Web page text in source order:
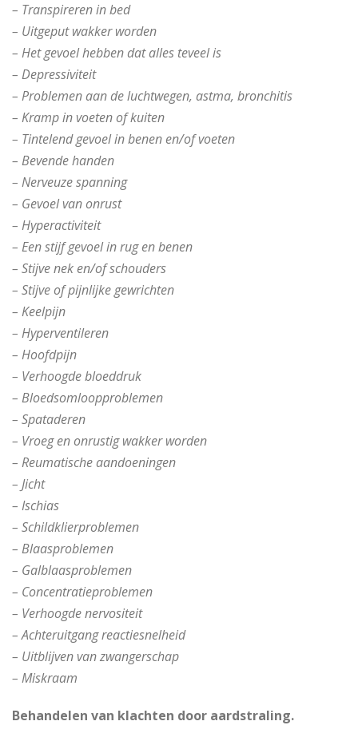
– Transpireren in bed
– Uitgeput wakker worden
– Het gevoel hebben dat alles teveel is
– Depressiviteit
– Problemen aan de luchtwegen, astma, bronchitis
– Kramp in voeten of kuiten
– Tintelend gevoel in benen en/of voeten
– Bevende handen
– Nerveuze spanning
– Gevoel van onrust
– Hyperactiviteit
– Een stijf gevoel in rug en benen
– Stijve nek en/of schouders
– Stijve of pijnlijke gewrichten
– Keelpijn
– Hyperventileren
– Hoofdpijn
– Verhoogde bloeddruk
– Bloedsomloopproblemen
– Spataderen
– Vroeg en onrustig wakker worden
– Reumatische aandoeningen
– Jicht
– Ischias
– Schildklierproblemen
– Blaasproblemen
– Galblaasproblemen
– Concentratieproblemen
– Verhoogde nervositeit
– Achteruitgang reactiesnelheid
– Uitblijven van zwangerschap
– Miskraam
Behandelen van klachten door aardstraling.